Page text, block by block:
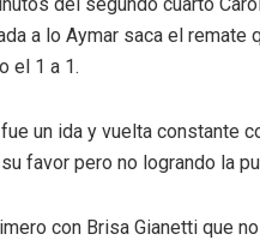
del segundo cuarto
a lo Aymar saca el remate
el 1 a 1.
un ida y vuelta constante
favor pero no logrando la
con Brisa Gianetti que